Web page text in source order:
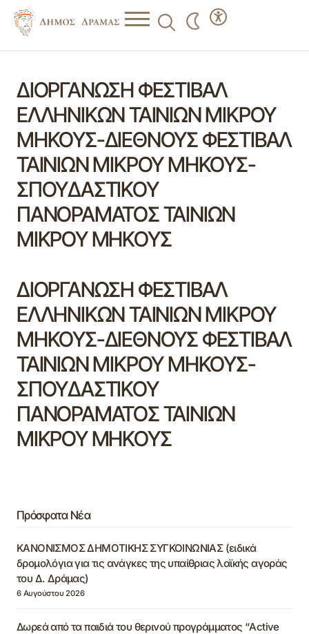
ΔΙΟΡΓΑΝΩΣΗ ΦΕΣΤΙΒΑΛ
ΕΛΛΗΝΙΚΩΝ ΤΑΙΝΙΩΝ ΜΙΚΡΟΥ
ΜΗΚΟΥΣ-ΔΙΕΘΝΟΥΣ ΦΕΣΤΙΒΑΛ
ΤΑΙΝΙΩΝ ΜΙΚΡΟΥ ΜΗΚΟΥΣ-
ΣΠΟΥΔΑΣΤΙΚΟΥ
ΠΑΝΟΡΑΜΑΤΟΣ ΤΑΙΝΙΩΝ
ΜΙΚΡΟΥ ΜΗΚΟΥΣ
ΔΙΟΡΓΑΝΩΣΗ ΦΕΣΤΙΒΑΛ
ΕΛΛΗΝΙΚΩΝ ΤΑΙΝΙΩΝ ΜΙΚΡΟΥ
ΜΗΚΟΥΣ-ΔΙΕΘΝΟΥΣ ΦΕΣΤΙΒΑΛ
ΤΑΙΝΙΩΝ ΜΙΚΡΟΥ ΜΗΚΟΥΣ-
ΣΠΟΥΔΑΣΤΙΚΟΥ
ΠΑΝΟΡΑΜΑΤΟΣ ΤΑΙΝΙΩΝ
ΜΙΚΡΟΥ ΜΗΚΟΥΣ
Πρόσφατα Νέα
ΚΑΝΟΝΙΣΜΟΣ ΔΗΜΟΤΙΚΗΣ ΣΥΓΚΟΙΝΩΝΙΑΣ (ειδικά
δρομολόγια για τις ανάγκες της υπαίθριας λαϊκής αγοράς
του Δ. Δράμας)
6 Αυγούστου 2026
Δωρεά από τα παιδιά του θερινού προγράμματος “Active